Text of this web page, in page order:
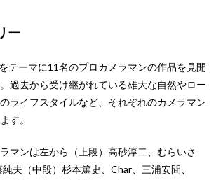
ー
をテーマに11名のプロカメラマンの作品を見開
過去から受け継がれている雄大な自然やロー
ライフスタイルなど、それぞれのカメラマン
す。
マンは左から（上段）高砂淳二、むらいさ
夫（中段）杉本篤史、Char、三浦安間、